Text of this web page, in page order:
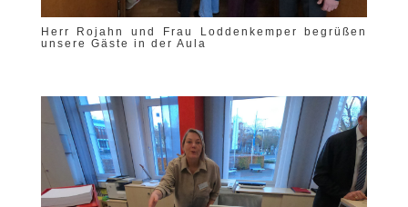
Herr Rojahn und Frau Loddenkemper begrüßen
unsere Gäste in der Aula